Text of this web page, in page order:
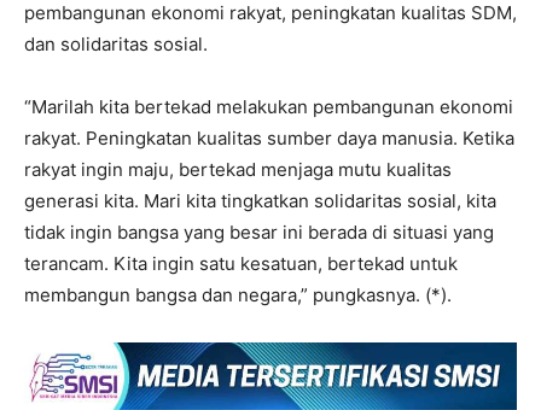
pembangunan ekonomi rakyat, peningkatan kualitas SDM,
dan solidaritas sosial.
“Marilah kita bertekad melakukan pembangunan ekonomi
rakyat. Peningkatan kualitas sumber daya manusia. Ketika
rakyat ingin maju, bertekad menjaga mutu kualitas
generasi kita. Mari kita tingkatkan solidaritas sosial, kita
tidak ingin bangsa yang besar ini berada di situasi yang
terancam. Kita ingin satu kesatuan, bertekad untuk
membangun bangsa dan negara,” pungkasnya. (*).